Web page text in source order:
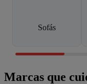
Sofás
Marcas que